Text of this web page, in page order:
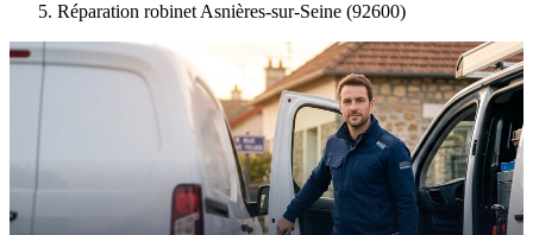
Réparation robinet Asnières-sur-Seine (92600)